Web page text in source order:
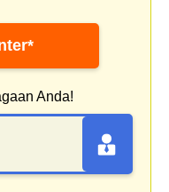
Anda!